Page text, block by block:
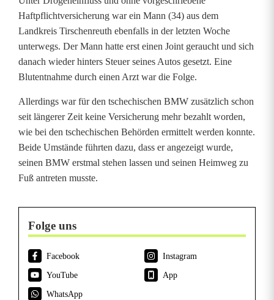
g
s
Haftpflichtversicherung war ein Mann (34) aus dem
Landkreis Tirschenreuth ebenfalls in der letzten Woche
unterwegs. Der Mann hatte erst einen Joint geraucht und sich
danach wieder hinters Steuer seines Autos gesetzt. Eine
Blutentnahme durch einen Arzt war die Folge.
Allerdings war für den tschechischen BMW zusätzlich schon
seit längerer Zeit keine Versicherung mehr bezahlt worden,
wie bei den tschechischen Behörden ermittelt werden konnte.
Beide Umstände führten dazu, dass er angezeigt wurde,
seinen BMW erstmal stehen lassen und seinen Heimweg zu
Fuß antreten musste.
Folge uns
Facebook
Instagram
YouTube
App
WhatsApp